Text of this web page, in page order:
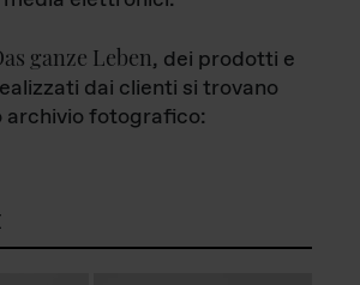
ganze Leben, dei prodotti e
dai clienti si trovano
archivio fotografico: